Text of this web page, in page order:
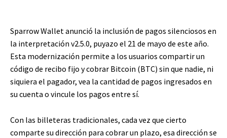
Sparrow Wallet anunció la inclusión de pagos silenciosos en
la interpretación v2.5.0, puyazo el 21 de mayo de este año.
Esta modernización permite a los usuarios compartir un
código de recibo fijo y cobrar Bitcoin (BTC) sin que nadie, ni
siquiera el pagador, vea la cantidad de pagos ingresados ​​en
su cuenta o vincule los pagos entre sí.
Con las billeteras tradicionales, cada vez que cierto
comparte su dirección para cobrar un plazo, esa dirección se